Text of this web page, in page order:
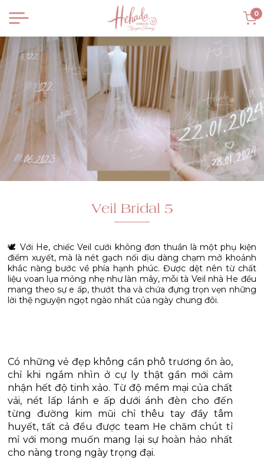
0
Veil Bridal 5
🕊️ Với He, chiếc Veil cưới không đơn thuần là một phụ kiện
điểm xuyết, mà là nét gạch nối dịu dàng chạm mở khoảnh
khắc nàng bước về phía hạnh phúc. Được dệt nên từ chất
liệu voan lụa mỏng nhẹ như làn mây, mỗi tà Veil nhà He đều
mang theo sự e ấp, thướt tha và chứa đựng trọn vẹn những
Có những vẻ đẹp không cần phô trương ồn ào,
chỉ khi ngắm nhìn ở cự ly thật gần mới cảm
nhận hết độ tinh xảo. Từ độ mềm mại của chất
vải, nét lấp lánh e ấp dưới ánh đèn cho đến
từng đường kim mũi chỉ thêu tay đầy tâm
huyết, tất cả đều được team He chăm chút tỉ
mỉ với mong muốn mang lại sự hoàn hảo nhất
cho nàng trong ngày trọng đại.